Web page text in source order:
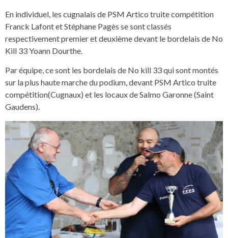
En individuel, les cugnalais de PSM Artico truite compétition
Franck Lafont et Stéphane Pagès se sont classés
respectivement premier et deuxième devant le bordelais de No
Kill 33 Yoann Dourthe.
Par équipe, ce sont les bordelais de No kill 33 qui sont montés
sur la plus haute marche du podium, devant PSM Artico truite
compétition(Cugnaux) et les locaux de Salmo Garonne (Saint
Gaudens).